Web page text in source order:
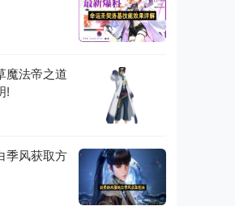
魔法帝之道
!
季风获取方